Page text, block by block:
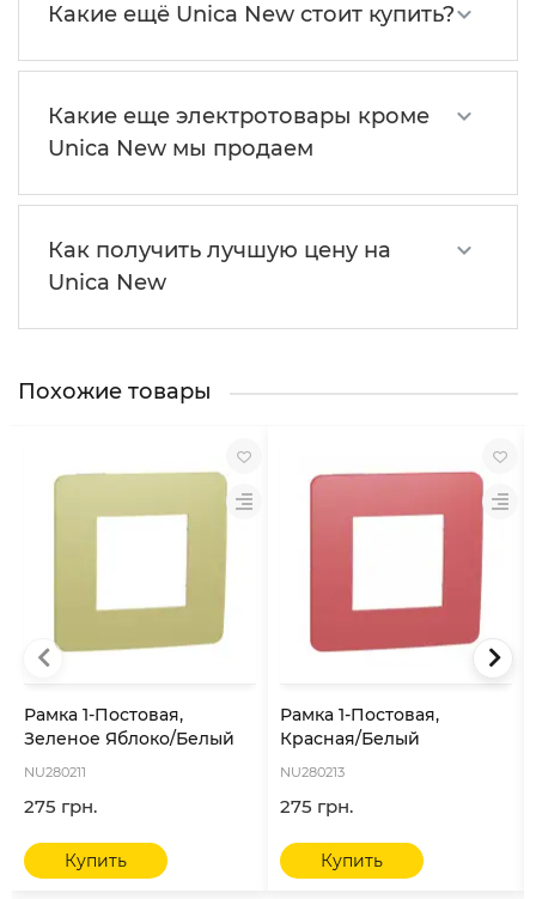
Какие ещё Unica New стоит купить?
Какие еще электротовары кроме
Unica New мы продаем
Как получить лучшую цену на
Unica New
Похожие товары
Рамка 1-Постовая,
Зеленое Яблоко/Белый
NU280211
275 грн.
Купить
Рамка 1-Постовая,
Красная/Белый
NU280213
275 грн.
Купить